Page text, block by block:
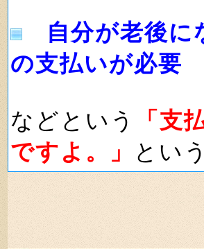
自分が老後
の支払いが必要
などという
「支
ですよ。」
とい